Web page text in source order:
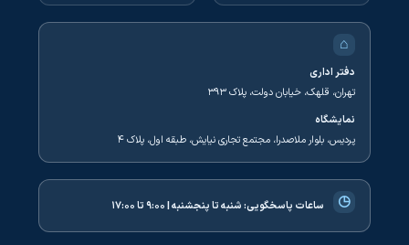
⌂
دفتر اداری
تهران، قلهک، خیابان دولت، پلاک ۳۹۳
نمایشگاه
پردیس، بلوار ملاصدرا، مجتمع تجاری نیایش، طبقه اول، پلاک ۴
◷ ساعات پاسخگویی:شنبه تا پنجشنبه | ۹:۰۰ تا ۱۷:۰۰